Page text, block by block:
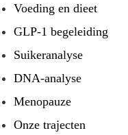
Voeding en dieet
GLP-1 begeleiding
Suikeranalyse
DNA-analyse
Menopauze
Onze trajecten